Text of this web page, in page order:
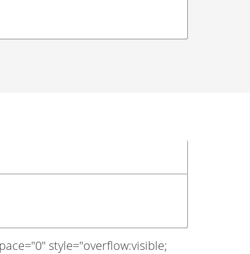
style="overflow:visible;